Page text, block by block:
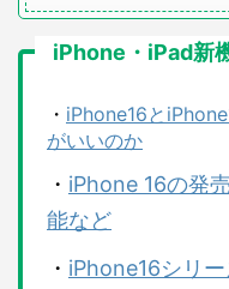
iPhone・iPad新
・ iPhone16と
がいいのか
・ iPhone 16の発
能など
・ iPhone16シリ